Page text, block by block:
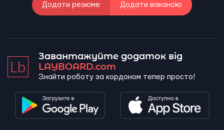
Додати резюме Додати вакансію
Завантажуйте додаток від
LAYBOARD.com
Знайти роботу за кордоном тепер просто!